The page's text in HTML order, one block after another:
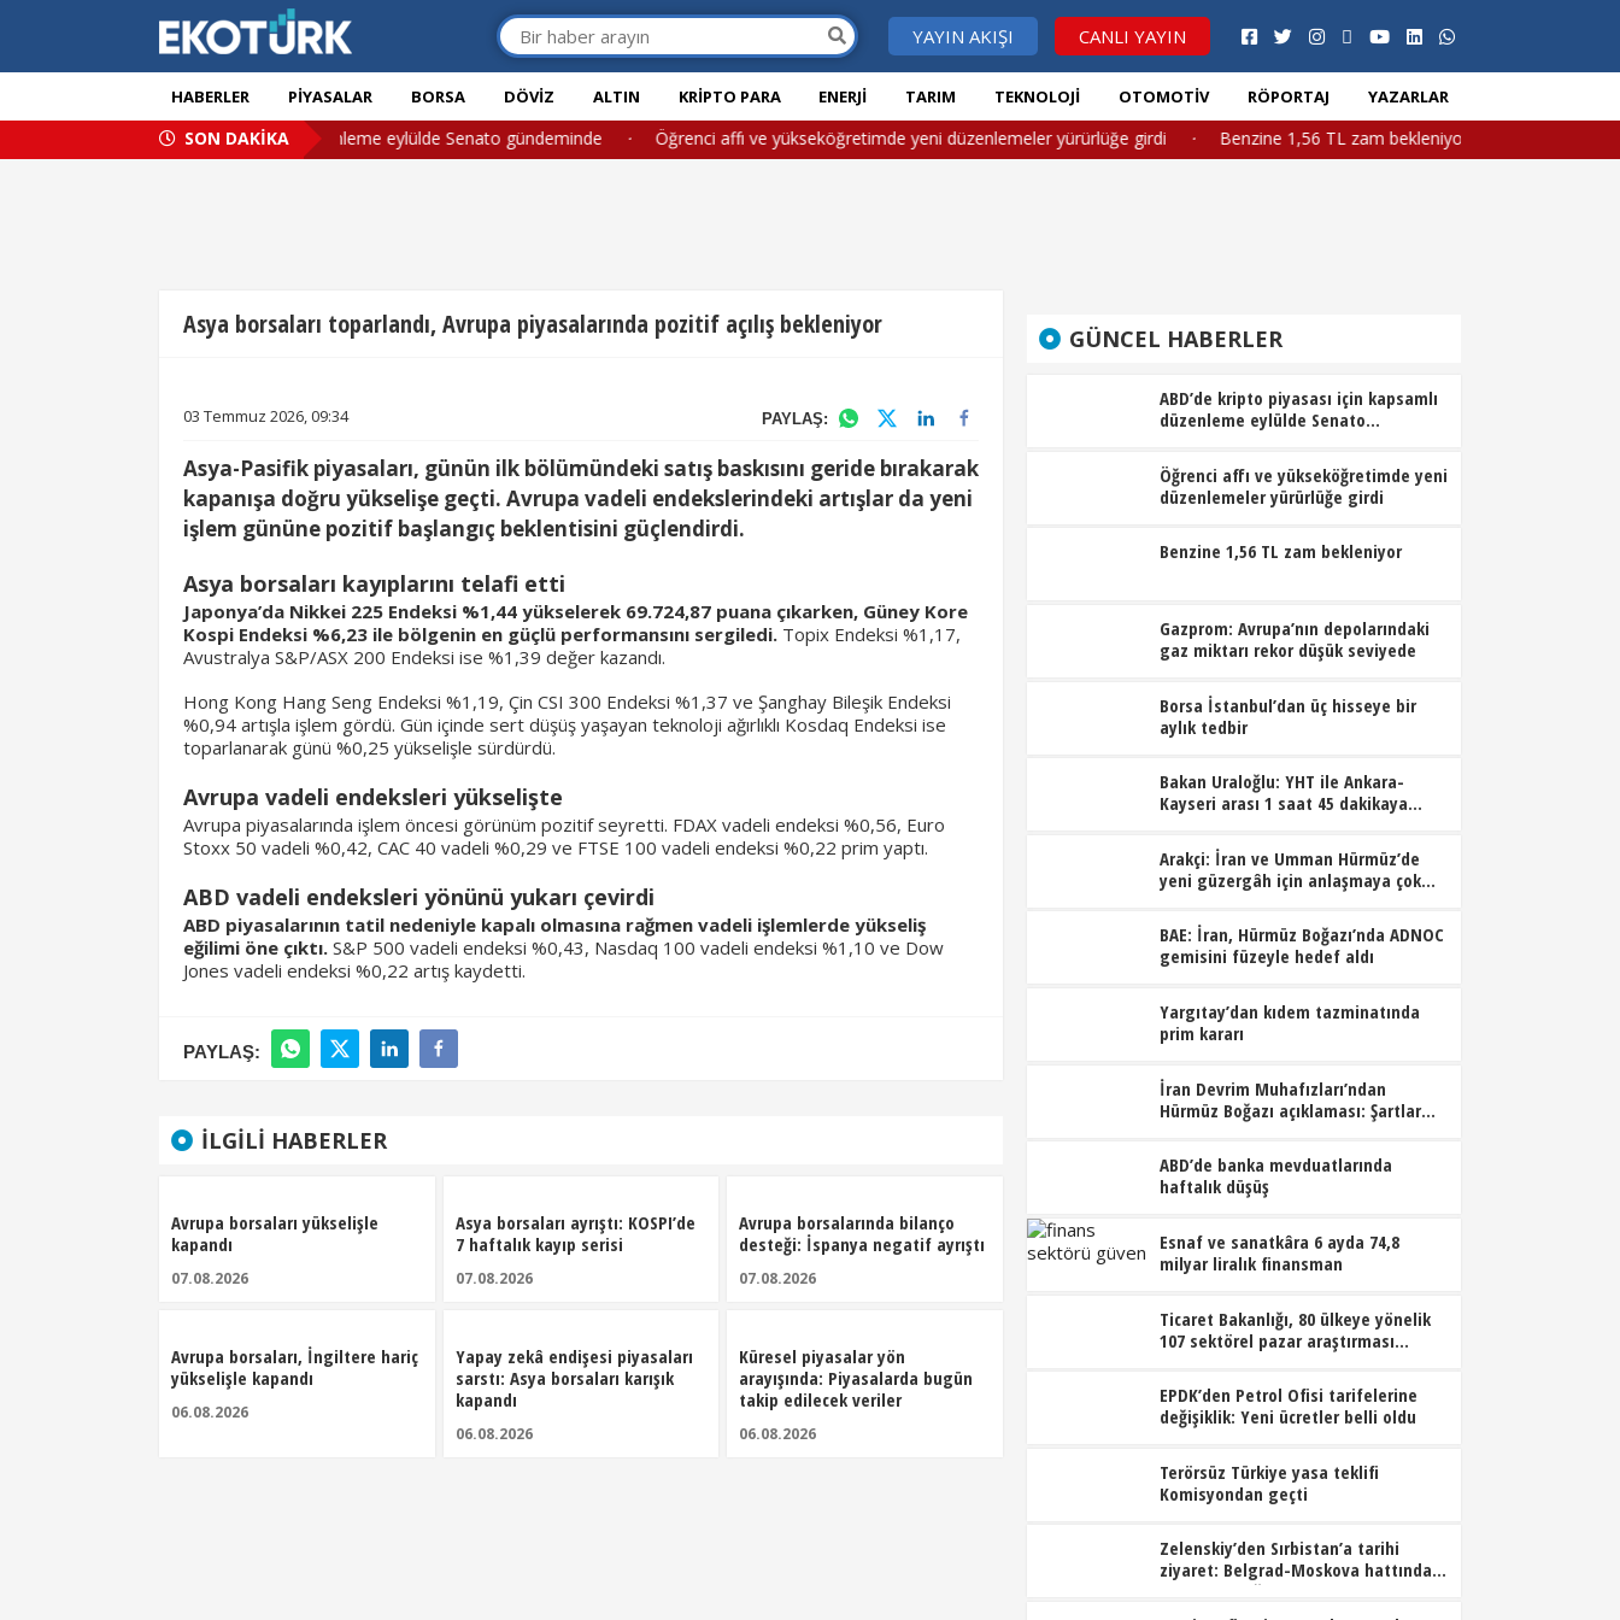
YAYIN AKIŞI CANLI YAYIN
HABERLER PIYASALAR BORSA DÖVIZ ALTIN KRIPTO PARA ENERJI TARIM TEKNOLOJI OTOMOTIV RÖPORTAJ YAZARLAR
SON DAKİKA
kripto piyasası için kapsamlı düzenleme eylülde Senato gündeminde Öğrenci affı ve yükseköğretimde yeni düzenlemeler yürürlüğe girdi Benzine 1,56 TL zam bekleniyor
Asya borsaları toparlandı, Avrupa piyasalarında pozitif açılış bekleniyor
03 Temmuz 2026, 09:34 PAYLAŞ:
Asya-Pasifik piyasaları, günün ilk bölümündeki satış baskısını geride bırakarak
kapanışa doğru yükselişe geçti. Avrupa vadeli endekslerindeki artışlar da yeni
işlem gününe pozitif başlangıç beklentisini güçlendirdi.
Asya borsaları kayıplarını telafi etti
Japonya’da Nikkei 225 Endeksi %1,44 yükselerek 69.724,87 puana çıkarken, Güney Kore
Kospi Endeksi %6,23 ile bölgenin en güçlü performansını sergiledi. Topix Endeksi %1,17,
Avustralya S&P/ASX 200 Endeksi ise %1,39 değer kazandı.
Hong Kong Hang Seng Endeksi %1,19, Çin CSI 300 Endeksi %1,37 ve Şanghay Bileşik Endeksi
%0,94 artışla işlem gördü. Gün içinde sert düşüş yaşayan teknoloji ağırlıklı Kosdaq Endeksi ise
toparlanarak günü %0,25 yükselişle sürdürdü.
Avrupa vadeli endeksleri yükselişte
Avrupa piyasalarında işlem öncesi görünüm pozitif seyretti. FDAX vadeli endeksi %0,56, Euro
Stoxx 50 vadeli %0,42, CAC 40 vadeli %0,29 ve FTSE 100 vadeli endeksi %0,22 prim yaptı.
ABD vadeli endeksleri yönünü yukarı çevirdi
ABD piyasalarının tatil nedeniyle kapalı olmasına rağmen vadeli işlemlerde yükseliş
eğilimi öne çıktı. S&P 500 vadeli endeksi %0,43, Nasdaq 100 vadeli endeksi %1,10 ve Dow
Jones vadeli endeksi %0,22 artış kaydetti.
PAYLAŞ:
İLGILI HABERLER
Avrupa borsaları yükselişle
kapandı
07.08.2026
Asya borsaları ayrıştı: KOSPI’de
7 haftalık kayıp serisi
07.08.2026
Avrupa borsalarında bilanço
desteği: İspanya negatif ayrıştı
07.08.2026
Avrupa borsaları, İngiltere hariç
yükselişle kapandı
06.08.2026
Yapay zekâ endişesi piyasaları
sarstı: Asya borsaları karışık
kapandı
06.08.2026
Küresel piyasalar yön
arayışında: Piyasalarda bugün
takip edilecek veriler
06.08.2026
GÜNCEL HABERLER
ABD’de kripto piyasası için kapsamlı
düzenleme eylülde Senato
Öğrenci affı ve yükseköğretimde yeni
düzenlemeler yürürlüğe girdi
Benzine 1,56 TL zam bekleniyor
Gazprom: Avrupa’nın depolarındaki
gaz miktarı rekor düşük seviyede
Borsa İstanbul’dan üç hisseye bir
aylık tedbir
Bakan Uraloğlu: YHT ile Ankara-
Kayseri arası 1 saat 45 dakikaya
Arakçi: İran ve Umman Hürmüz’de
yeni güzergâh için anlaşmaya çok
BAE: İran, Hürmüz Boğazı’nda ADNOC
gemisini füzeyle hedef aldı
Yargıtay’dan kıdem tazminatında
prim kararı
İran Devrim Muhafızları’ndan
Hürmüz Boğazı açıklaması: Şartlar
ABD’de banka mevduatlarında
haftalık düşüş
Esnaf ve sanatkâra 6 ayda 74,8
milyar liralık finansman
Ticaret Bakanlığı, 80 ülkeye yönelik
107 sektörel pazar araştırması
EPDK’den Petrol Ofisi tarifelerine
değişiklik: Yeni ücretler belli oldu
Terörsüz Türkiye yasa teklifi
Komisyondan geçti
Zelenskiy’den Sırbistan’a tarihi
ziyaret: Belgrad-Moskova hattında
dengeler değişiyor